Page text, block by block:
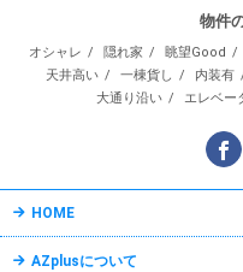
物件
オシャレ 隠れ家 眺望Good
天井高い
一棟貨し 内装有
大通り沿い
エレベー
HOME
AZplusについて